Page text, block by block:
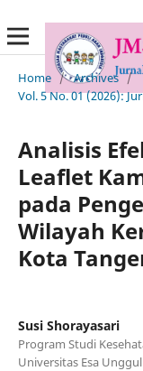
Home / Archives /
Vol. 5 No. 01 (2026):
Analisis
Leaflet
pada
Wilayah
Kota
Susi Shorayasari
Program Studi
Universitas Esa Unggul